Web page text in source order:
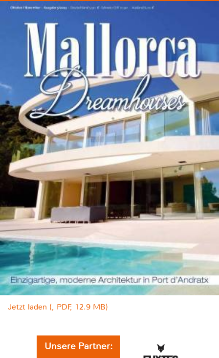
Jetzt laden (, PDF, 12.9 MB)
Unsere Partner: